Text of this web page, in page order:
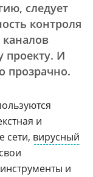
следует
контроля
проекту. И
прозрачно.
и
сети, вирусный
и